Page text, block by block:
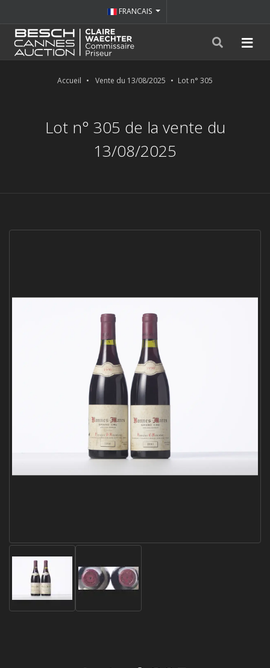
FRANCAIS
Accueil Vente du 13/08/2025 Lot n° 305
Lot n° 305 de la vente du
13/08/2025